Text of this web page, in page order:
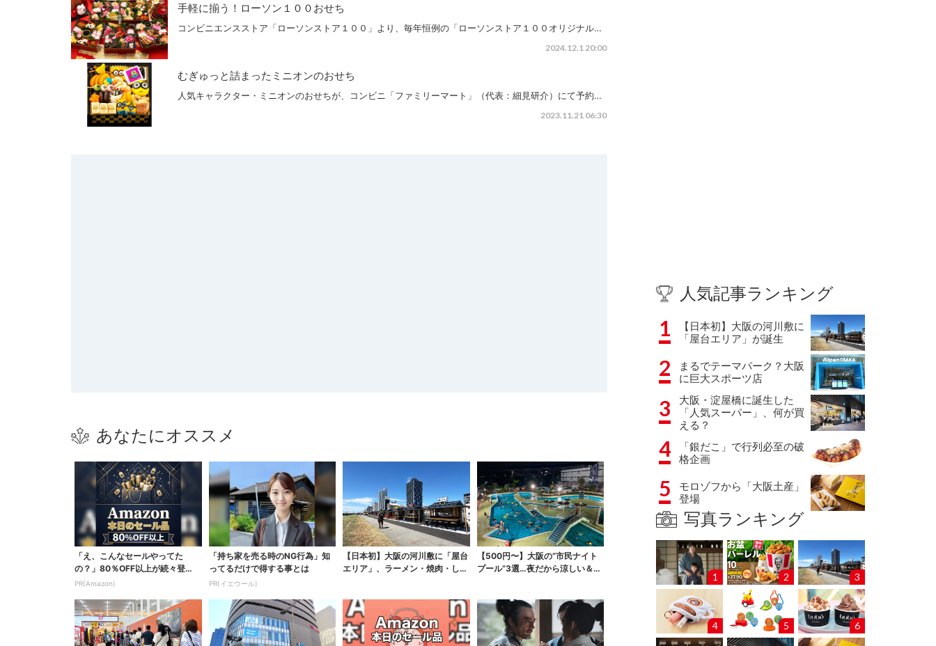
手軽に揃う！ローソン１００おせち
コンビニエンスストア「ローソンストア１００」より、毎年恒例の「ローソンストア１００オリジナル…
2024.12.1 20:00
むぎゅっと詰まったミニオンのおせち
人気キャラクター・ミニオンのおせちが、コンビニ「ファミリーマート」（代表：細見研介）にて予約…
2023.11.21 06:30
あなたにオススメ
「え、こんなセールやってた
の？」80％OFF以上が続々登
場！Amazonの本気が...
PR(Amazon)
「持ち家を売る時のNG行為」知
ってるだけで得する事とは
PR(イエウール)
【日本初】大阪の河川敷に「屋台
エリア」、ラーメン・焼肉・しゃ
【500円〜】大阪の“市民ナイト
プール”3選…夜だから涼しい＆コ
人気記事ランキング
1
【日本初】大阪の河川敷に
「屋台エリア」が誕生
2
まるでテーマパーク？大阪
に巨大スポーツ店
3
大阪・淀屋橋に誕生した
「人気スーパー」、何が買
える？
4
「銀だこ」で行列必至の破
格企画
5
モロゾフから「大阪土産」
登場
写真ランキング
1 2 3
4 5 6